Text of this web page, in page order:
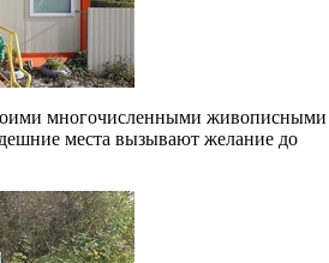
многочисленными живописными
места вызывают желание до